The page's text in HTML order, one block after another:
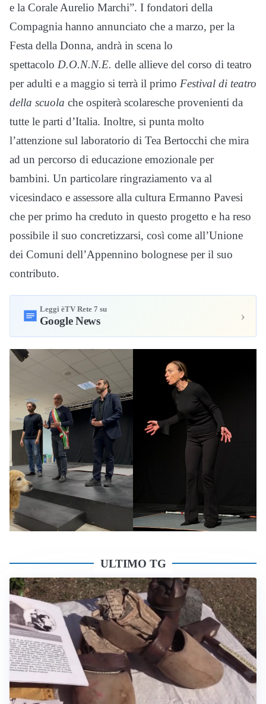
e la Corale Aurelio Marchi”. I fondatori della
Compagnia hanno annunciato che a marzo, per la
Festa della Donna, andrà in scena lo
spettacolo D.O.N.N.E. delle allieve del corso di teatro
per adulti e a maggio si terrà il primo Festival di teatro
della scuola che ospiterà scolaresche provenienti da
tutte le parti d’Italia. Inoltre, si punta molto
l’attenzione sul laboratorio di Tea Bertocchi che mira
ad un percorso di educazione emozionale per
bambini. Un particolare ringraziamento va al
vicesindaco e assessore alla cultura Ermanno Pavesi
che per primo ha creduto in questo progetto e ha reso
possibile il suo concretizzarsi, così come all’Unione
dei Comuni dell’Appennino bolognese per il suo
contributo.
Leggi èTV Rete 7 su
Google News ›
ULTIMO TG